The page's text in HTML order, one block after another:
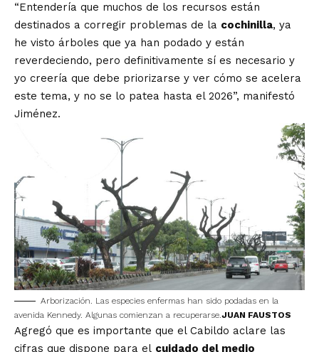
“Entendería que muchos de los recursos están
destinados a corregir problemas de la cochinilla, ya
he visto árboles que ya han podado y están
reverdeciendo, pero definitivamente sí es necesario y
yo creería que debe priorizarse y ver cómo se acelera
este tema, y no se lo patea hasta el 2026”, manifestó
Jiménez.
Arborización. Las especies enfermas han sido podadas en la
avenida Kennedy. Algunas comienzan a recuperarse. JUAN FAUSTOS
Agregó que es importante que el Cabildo aclare las
cifras que dispone para el cuidado del medio